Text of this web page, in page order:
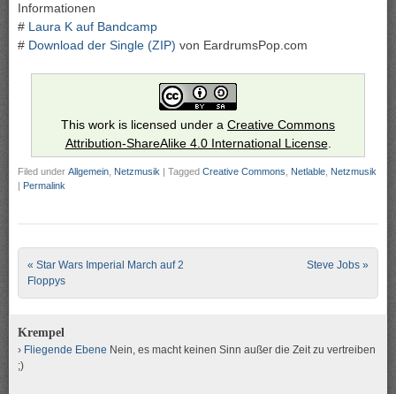
Informationen
# Laura K auf Bandcamp
# Download der Single (ZIP) von EardrumsPop.com
This work is licensed under a Creative Commons
Attribution-ShareAlike 4.0 International License.
Filed under Allgemein Netzmusik | Tagged Creative Commons Netlable Netzmusik
| Permalink
Post navigation
« Star Wars Imperial March auf 2
Floppys
Steve Jobs »
Krempel
Fliegende Ebene Nein, es macht keinen Sinn außer die Zeit zu vertreiben
;)